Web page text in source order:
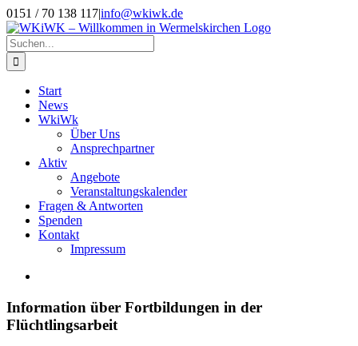
Zum
Inhalt
springen
0151 / 70 138 117|info@wkiwk.de
Suche
nach:
Start
News
WkiWk
Über Uns
Ansprechpartner
Aktiv
Angebote
Veranstaltungskalender
Fragen & Antworten
Spenden
Kontakt
Impressum
Bild
Information über Fortbildungen in der
Flüchtlingsarbeit